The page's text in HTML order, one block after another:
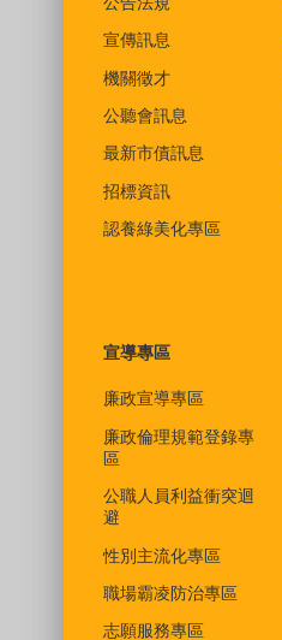
宣傳訊息
機關徵才
公聽會訊息
最新市債訊息
招標資訊
認養綠美化專區
宣導專區
廉政宣導專區
廉政倫理規範登錄專
區
公職人員利益衝突迴
避
性別主流化專區
職場霸凌防治專區
志願服務專區